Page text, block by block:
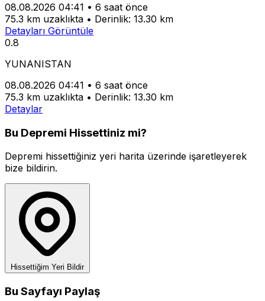
08.08.2026 04:41 • 6 saat önce
75.3 km uzaklıkta • Derinlik: 13.30 km
Detayları Görüntüle
0.8
YUNANISTAN
08.08.2026 04:41 • 6 saat önce
75.3 km uzaklıkta • Derinlik: 13.30 km
Detaylar
Bu Depremi Hissettiniz mi?
Depremi hissettiğiniz yeri harita üzerinde işaretleyerek
bize bildirin.
Hissettiğim Yeri Bildir
Bu Sayfayı Paylaş